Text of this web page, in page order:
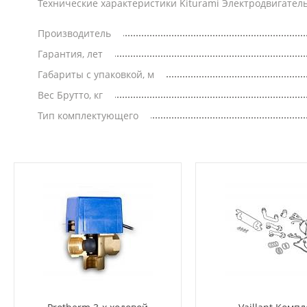
Технические характеристики Kiturami
Производитель
Гарантия, лет
Габариты с упаковкой, м
Вес Брутто, кг
Тип комплектующего